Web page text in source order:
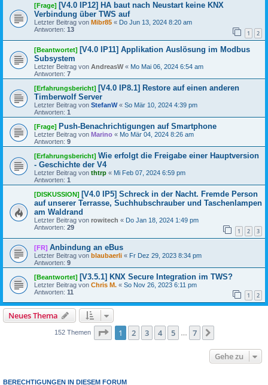
[Frage] [V4.0 IP12] HA baut nach Neustart keine KNX
Verbindung über TWS auf
Letzter Beitrag von Mibr85 « Do Jun 13, 2024 8:20 am
Antworten: 13 1 2
[Beantwortet] [V4.0 IP11] Applikation Auslösung im Modbus
Subsystem
Letzter Beitrag von AndreasW« Mo Mai 06, 2024 6:54 am
Antworten: 7
[Erfahrungsbericht] [V4.0 IP8.1] Restore auf einen anderen
Timberwolf Server
Letzter Beitrag von StefanW« So Mär 10, 2024 4:39 pm
Antworten: 1
[Frage] Push-Benachrichtigungen auf Smartphone
Letzter Beitrag von Marino « Mo Mär 04, 2024 8:26 am
Antworten: 9
[Erfahrungsbericht] Wie erfolgt die Freigabe einer Hauptversion
- Geschichte der V4
Letzter Beitrag von thtrp « Mi Feb 07, 2024 6:59 pm
Antworten: 1
[DISKUSSION] [V4.0 IP5] Schreck in der Nacht. Fremde Person
auf unserer Terrasse, Suchhubschrauber und Taschenlampen
am Waldrand
Letzter Beitrag von rowitech « Do Jan 18, 2024 1:49 pm
Antworten: 29 1 2 3
[FR] Anbindung an eBus
Letzter Beitrag von blaubaerli « Fr Dez 29, 2023 8:34 pm
Antworten: 9
[Beantwortet] [V3.5.1] KNX Secure Integration im TWS?
Letzter Beitrag von Chris M. « So Nov 26, 2023 6:11 pm
Antworten: 11 1 2
Neues Thema
152 Themen Seite 1von
1 2 3 4 5 7
Gehe zu
BERECHTIGUNGEN IN DIESEM FORUM